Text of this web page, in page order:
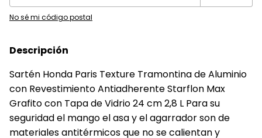
No sé mi código postal
Descripción
Sartén Honda Paris Texture Tramontina de Aluminio
con Revestimiento Antiadherente Starflon Max
Grafito con Tapa de Vidrio 24 cm 2,8 L Para su
seguridad el mango el asa y el agarrador son de
materiales antitérmicos que no se calientan y